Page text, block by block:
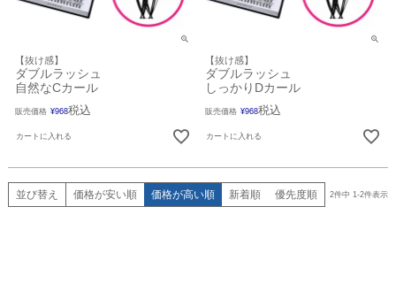
【抜け感】
ダブルラッシュ
自然なCカール
販売価格 ¥968税込
カートに入れる
【抜け感】
ダブルラッシュ
しっかりDカール
販売価格 ¥968税込
カートに入れる
並び替え 価格が安い順 価格が高い順 新着順 優先度順 2件中 1-2件表示